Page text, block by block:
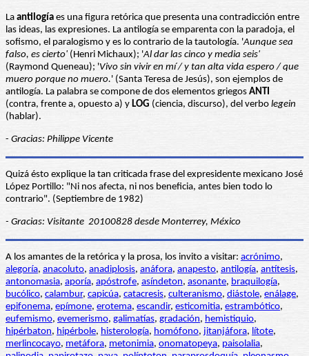
La antilogía es una figura retórica que presenta una contradicción entre
las ideas, las expresiones. La antilogía se emparenta con la paradoja, el
sofismo, el paralogismo y es lo contrario de la tautología. 'Aunque sea
falso, es cierto' (Henri Michaux); 'Al dar las cinco y media seis'
(Raymond Queneau); 'Vivo sin vivir en mí / y tan alta vida espero / que
muero porque no muero.' (Santa Teresa de Jesús), son ejemplos de
antilogía. La palabra se compone de dos elementos griegos ANTI
(contra, frente a, opuesto a) y LOG (ciencia, discurso), del verbo legein
(hablar).
- Gracias: Philippe Vicente
Quizá ésto explique la tan criticada frase del expresidente mexicano José
López Portillo: "Ni nos afecta, ni nos beneficia, antes bien todo lo
contrario". (Septiembre de 1982)
- Gracias: Visitante 20100828 desde Monterrey, México
A los amantes de la retórica y la prosa, los invito a visitar: acrónimo,
alegoría, anacoluto, anadiplosis, anáfora, anapesto, antilogía, antítesis,
antonomasia, aporía, apóstrofe, asíndeton, asonante, braquilogía,
bucólico, calambur, capicúa, catacresis, culteranismo, diástole, enálage,
epifonema, epímone, erotema, escandir, esticomitia, estrambótico,
eufemismo, evemerismo, galimatías, gradación, hemistiquio,
hipérbaton, hipérbole, histerología, homófono, jitanjáfora, lítote,
merlincocayo, metáfora, metonimia, onomatopeya, paisolalia,